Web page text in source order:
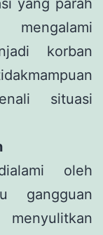
yang parah
korban
situasi
oleh
gangguan